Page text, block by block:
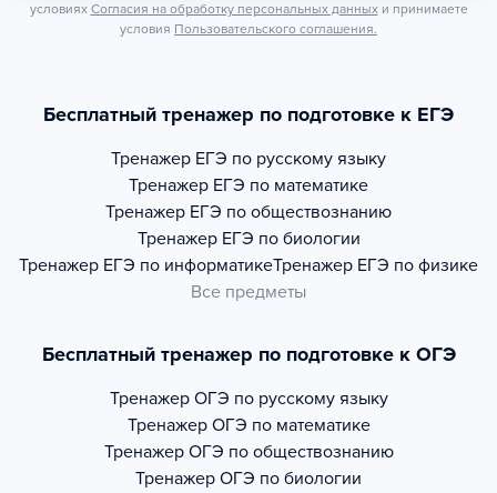
условиях Согласия на обработку персональных данных и принимаете
условия Пользовательского соглашения.
Бесплатный тренажер по подготовке к ЕГЭ
Тренажер ЕГЭ по русскому языку
Тренажер ЕГЭ по математике
Тренажер ЕГЭ по обществознанию
Тренажер ЕГЭ по биологии
Тренажер ЕГЭ по информатикеТренажер ЕГЭ по физике
Все предметы
Бесплатный тренажер по подготовке к ОГЭ
Тренажер ОГЭ по русскому языку
Тренажер ОГЭ по математике
Тренажер ОГЭ по обществознанию
Тренажер ОГЭ по биологии